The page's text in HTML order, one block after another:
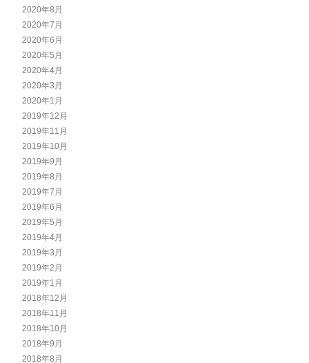
2020年8月
2020年7月
2020年6月
2020年5月
2020年4月
2020年3月
2020年1月
2019年12月
2019年11月
2019年10月
2019年9月
2019年8月
2019年7月
2019年6月
2019年5月
2019年4月
2019年3月
2019年2月
2019年1月
2018年12月
2018年11月
2018年10月
2018年9月
2018年8月